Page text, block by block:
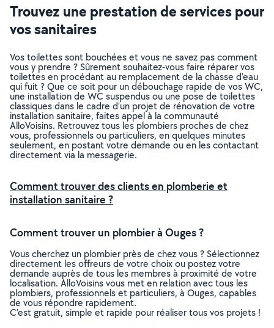
Trouvez une prestation de services pour
vos sanitaires
Vos toilettes sont bouchées et vous ne savez pas comment
vous y prendre ? Sûrement souhaitez-vous faire réparer vos
toilettes en procédant au remplacement de la chasse d’eau
qui fuit ? Que ce soit pour un débouchage rapide de vos WC,
une installation de WC suspendus ou une pose de toilettes
classiques dans le cadre d’un projet de rénovation de votre
installation sanitaire, faites appel à la communauté
AlloVoisins. Retrouvez tous les plombiers proches de chez
vous, professionnels ou particuliers, en quelques minutes
seulement, en postant votre demande ou en les contactant
directement via la messagerie.
Comment trouver des clients en plomberie et
installation sanitaire ?
Comment trouver un plombier à Ouges ?
Vous cherchez un plombier près de chez vous ? Sélectionnez
directement les offreurs de votre choix ou postez votre
demande auprès de tous les membres à proximité de votre
localisation. AlloVoisins vous met en relation avec tous les
plombiers, professionnels et particuliers, à Ouges, capables
de vous répondre rapidement.
C’est gratuit, simple et rapide pour réaliser tous vos projets !